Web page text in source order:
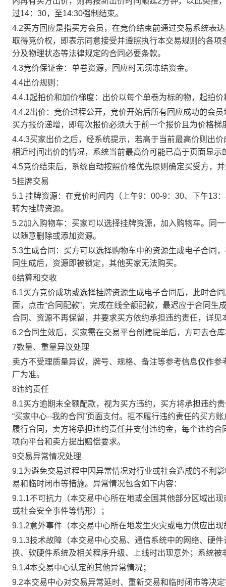
过14：30，至14:30强制结束。
4.2买方回应是指买方会员，在竞价结束前通过交易系统表
取得竞价权，即表示同意接受并遵照执行本交易规则的各
分及物理状态等法律规定的合同必要条款。
4.3竞价保证金：单卷资源，回应时无须冻结资金。
4.4出价规则：
4.4.1起拍价和加价梯度：出价以每个单卷为标的物，起拍
4.4.2出价：竞价过程公开，竞价开始后所有回应成功的会
买方报价递增，即每次报价必须大于前一个报价且为价格
4.4.3买家出价之后，经系统提示，若高于当前最高价则出
相近时间出价的情况，系统当前最高价可能已高于页面显示
4.5竞价结束后，系统自动按照价格优先原则确定买受方，
5挂牌交易
5.1 挂牌资源：在竞价时间内（上午9：00-9：30、下午13
转为挂牌资源。
5.2加入购物车：买家可以选择挂牌资源，加入购物车。同
以随意删除或添加资源。
5.3生成合同：买方可以选择购物车中的资源生成电子合同
同生成后，资源即被锁定，其他买家无法购买。
6结算和交收
6.1买方竞价成功或选择挂牌资源生成电子合同后，此时合
面，点击“合同配款”，完成在线全额配款，最迟应于合同
合同、资源不再保留，并要求买方依约承担违约责任，详见
6.2合同生效后，买家需在交易平台创建提单后，方可去仓
7数量、重量异议处理
卖方不受理质量异议，牌号、规格、备注等参考信息仅作
厂为准。
8违约责任
8.1买方逾期未全额配款，视为买方违约，买方将承担违约
“买家中心--我的合同”页面支付。拒不履行违约责任的买方
履行合同，卖方将承担违约责任并支付违约金，每个违约
项向平台和卖方提出赔偿要求。
9交易异常情况处理
9.1为避免交易过程中因异常情况对行业或社会造成的不利
易和临时闭市等措施。异常情况包含如下内容：
9.1.1不可抗力（本交易中心所在地或全国其他部分区域出
或社会安全事件等情形）；
9.1.2意外事件（本交易中心所在地发生火灾或电力供应出
9.1.3技术故障（本交易中心交易、通信系统中的网络、硬
换、软硬件系统及相关程序升级、上线时出现意外；系统
9.1.4本交易中心认定的其他异常情况；
9.2本交易中心对交易异常延时、重新交易和临时闭市等决